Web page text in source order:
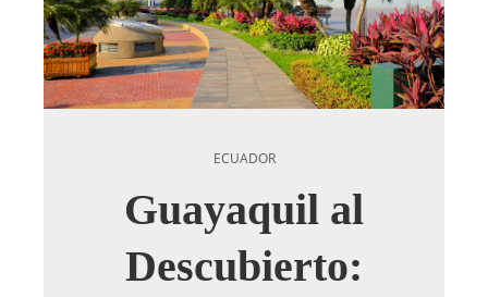
ECUADOR
Guayaquil al
Descubierto: